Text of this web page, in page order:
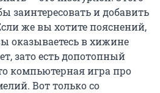
заинтересовать и добавить
же вы хотите пояснений,
оказываетесь в хижине
зато есть допотопный
компьютерная игра про
Вот только со